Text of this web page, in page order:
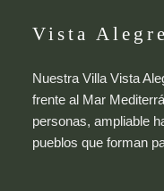
Vista Alegre
Nuestra Villa Vista
frente al Mar
personas, ampliable
pueblos que forman